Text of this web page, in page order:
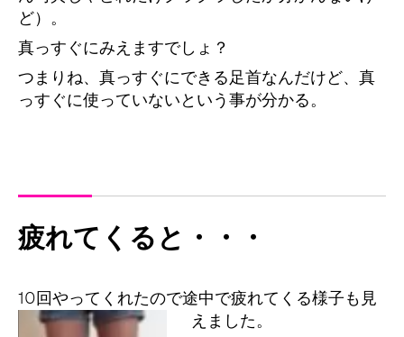
ど）。
真っすぐにみえますでしょ？
つまりね、真っすぐにできる足首なんだけど、真
っすぐに使っていないという事が分かる。
疲れてくると・・・
10回やってくれたので途中で疲れてくる様子も見
えました。